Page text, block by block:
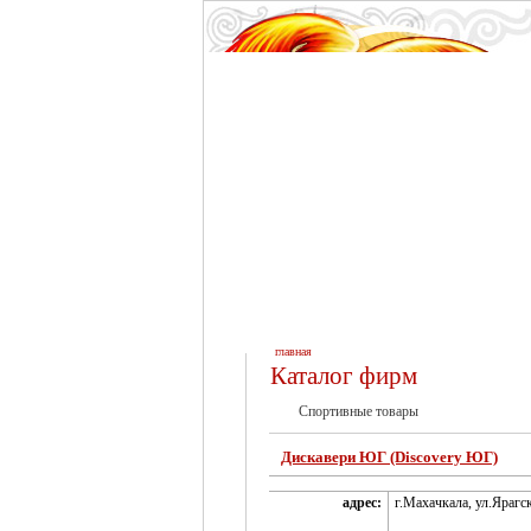
главная
Каталог фирм
Спортивные товары
Дискавери ЮГ (Discovery ЮГ)
адрес: г.Махачкала,